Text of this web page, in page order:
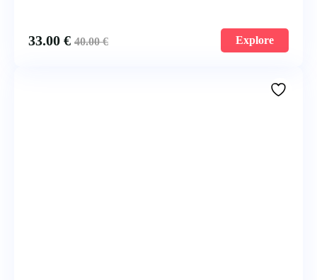
33.00 € 40.00€ Explore